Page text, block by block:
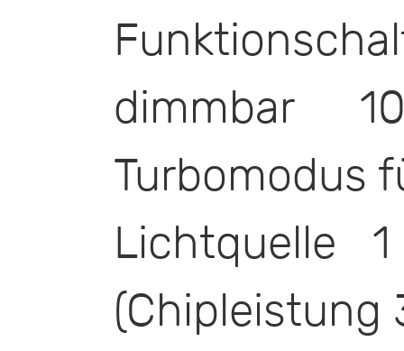
dimmbar
Turbomodus
Lichtquelle
(Chipleistung